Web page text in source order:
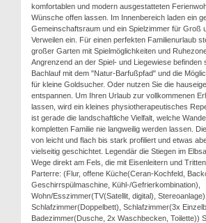
komfortablen und modern ausgestatteten
Wünsche offen lassen. Im Innenbereich laden ein
Gemeinschaftsraum und ein Spielzimmer für Groß
Verweilen ein. Für einen perfekten Familienurlaub
großer Garten mit Spielmöglichkeiten und
Angrenzend an der Spiel- und Liegewiese befinden
Bachlauf mit dem "Natur-Barfußpfad" und die
für kleine Goldsucher. Oder nutzen Sie die
entspannen. Um Ihren Urlaub zur vollkommenen
lassen, wird ein kleines physiotherapeutisches
ist gerade die landschaftliche Vielfalt, welche
kompletten Familie nie langweilig werden lassen.
von leicht und flach bis stark profiliert und etwas
vielseitig geschichtet. Legendär die Stiegen im
Wege direkt am Fels, die mit Eisenleitern und
Parterre: (Flur, offene Küche(Ceran-Kochfeld,
Geschirrspülmaschine, Kühl-/Gefrierkombination),
Wohn/Esszimmer(TV(Satellit, digital), Stereoanlage),
Schlafzimmer(Doppelbett), Schlafzimmer(3x
Badezimmer(Dusche, 2x Waschbecken, Toilette))